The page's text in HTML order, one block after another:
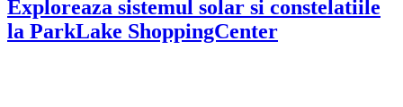
Exploreaza sistemul solar si constelatiile
la ParkLake ShoppingCenter